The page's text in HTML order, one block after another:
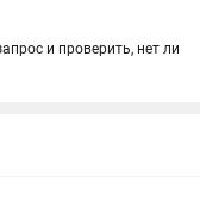
и проверить, нет ли